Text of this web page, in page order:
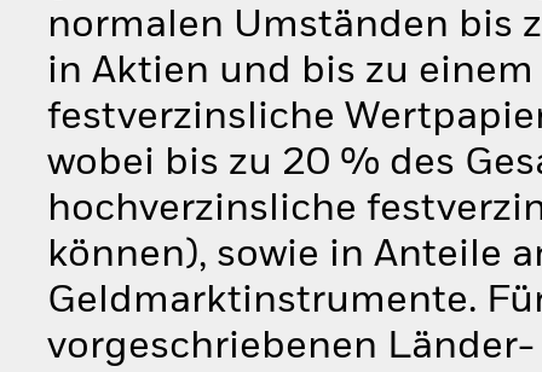
normalen Umständen bis
in Aktien und bis zu
festverzinsliche
wobei bis zu 20 % des
hochverzinsliche
können), sowie in Anteile
Geldmarktinstrumente.
vorgeschriebenen